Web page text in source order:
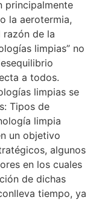
principalmente
la aerotermia,
de la
limpias” no
a todos.
limpias se
Tipos de
limpia
un objetivo
algunos
en los cuales
de dichas
tiempo, ya